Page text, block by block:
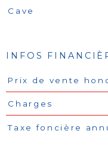
Cave
INFOS
Caractéristiques Valeurs
Prix de vente
Charges
Taxe foncière